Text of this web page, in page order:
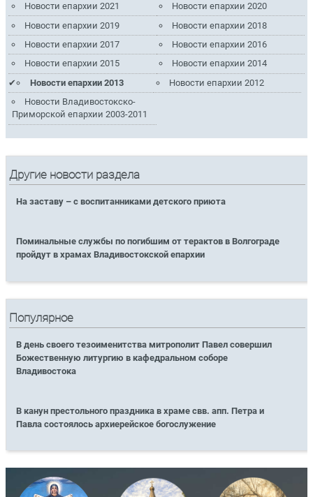
Новости епархии 2021
Новости епархии 2020
Новости епархии 2019
Новости епархии 2018
Новости епархии 2017
Новости епархии 2016
Новости епархии 2015
Новости епархии 2014
Новости епархии 2013
Новости епархии 2012
Новости Владивостокско-
Приморской епархии 2003-2011
Другие новости раздела
На заставу – с воспитанниками детского приюта
Поминальные службы по погибшим от терактов в Волгограде
пройдут в храмах Владивостокской епархии
Популярное
В день своего тезоименитства митрополит Павел совершил
Божественную литургию в кафедральном соборе
Владивостока
В канун престольного праздника в храме свв. апп. Петра и
Павла состоялось архиерейское богослужение